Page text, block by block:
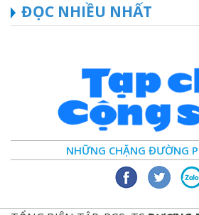
ĐỌC NHIỀU NHẤT
NHỮNG CHẶNG ĐƯỜNG